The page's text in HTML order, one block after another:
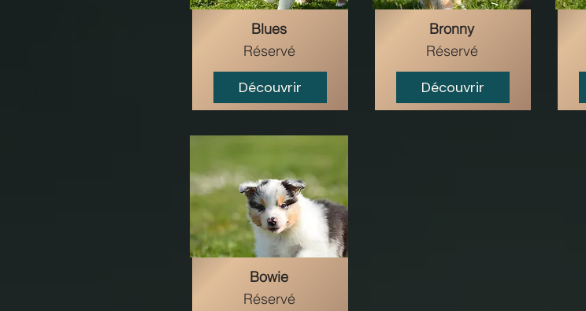
Blues
Réservé
Découvrir
Bronny
Réservé
Découvrir
Bowie
Réservé